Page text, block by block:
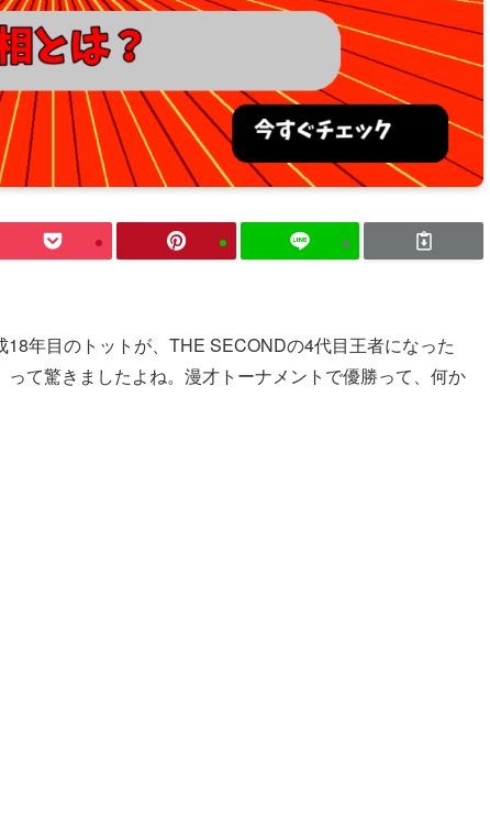
年目のトットが、THE SECONDの4代目王者になった
て驚きましたよね。漫才トーナメントで優勝って、何か